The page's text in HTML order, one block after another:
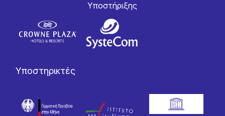
Yποστήριξης
Υποστηρικτές